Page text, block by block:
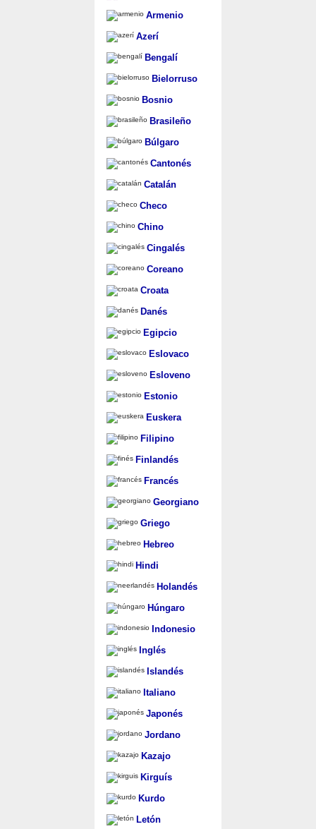
Armenio
Azerí
Bengalí
Bielorruso
Bosnio
Brasileño
Búlgaro
Cantonés
Catalán
Checo
Chino
Cingalés
Coreano
Croata
Danés
Egipcio
Eslovaco
Esloveno
Estonio
Euskera
Filipino
Finlandés
Francés
Georgiano
Griego
Hebreo
Hindi
Holandés
Húngaro
Indonesio
Inglés
Islandés
Italiano
Japonés
Jordano
Kazajo
Kirguís
Kurdo
Letón